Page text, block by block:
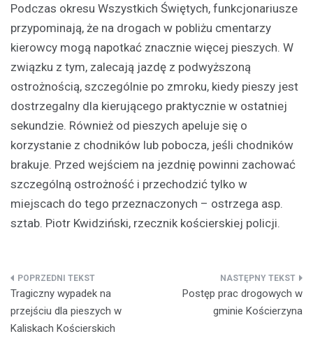
Podczas okresu Wszystkich Świętych, funkcjonariusze
przypominają, że na drogach w pobliżu cmentarzy
kierowcy mogą napotkać znacznie więcej pieszych. W
związku z tym, zalecają jazdę z podwyższoną
ostrożnością, szczególnie po zmroku, kiedy pieszy jest
dostrzegalny dla kierującego praktycznie w ostatniej
sekundzie. Również od pieszych apeluje się o
korzystanie z chodników lub pobocza, jeśli chodników
brakuje. Przed wejściem na jezdnię powinni zachować
szczególną ostrożność i przechodzić tylko w
miejscach do tego przeznaczonych – ostrzega asp.
sztab. Piotr Kwidziński, rzecznik kościerskiej policji.
Nawigacja
wpisu
Tragiczny wypadek na
przejściu dla pieszych w
Kaliskach Kościerskich
Postęp prac drogowych w
gminie Kościerzyna